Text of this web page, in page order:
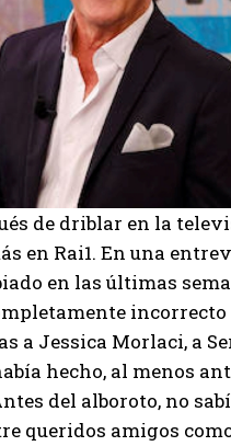
de driblar en la
en Rai1. En una
en las últimas
a Jessica Morlaci, a
hecho, al menos
del alboroto, no
queridos amigos